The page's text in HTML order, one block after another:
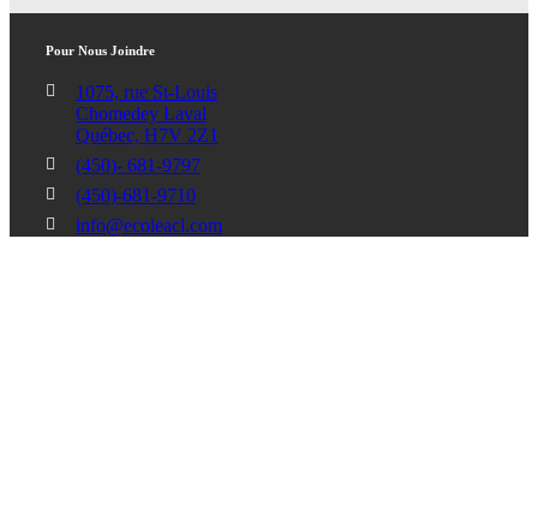
Pour Nous Joindre
1075, rue St-Louis
Chomedey Laval
Québec, H7V 2Z1
(450)- 681-9797
(450)-681-9710
info@ecoleacl.com